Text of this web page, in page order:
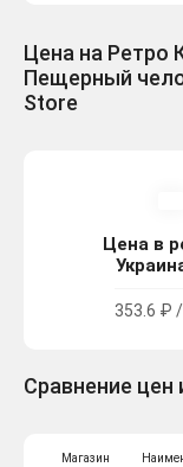
Цена на Ретро
Пещерный
Store
Цена в
353.6 ₽
Сравнение цен
Магазин